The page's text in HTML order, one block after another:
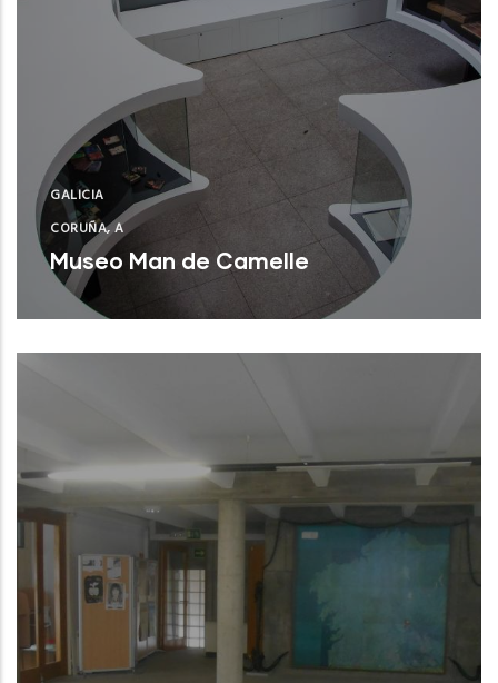
GALICIA
CORUÑA, A
Museo Man de Camelle
Camariñas (A Coruña)